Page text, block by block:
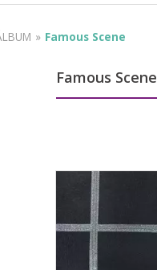
» Famous Scene
Famous Scene